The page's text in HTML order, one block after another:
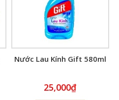
Nước Lau Kính Gift 580ml
25,000₫